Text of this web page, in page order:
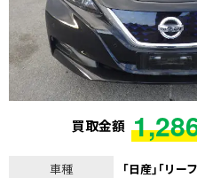
買取金額
車種
｢日産｣｢リー